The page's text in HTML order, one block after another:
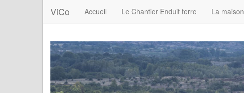
ViCo Accueil Le Chantier Enduit terre La maison